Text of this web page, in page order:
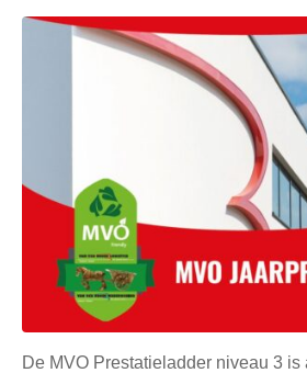
De MVO Prestatieladder niveau 3 is